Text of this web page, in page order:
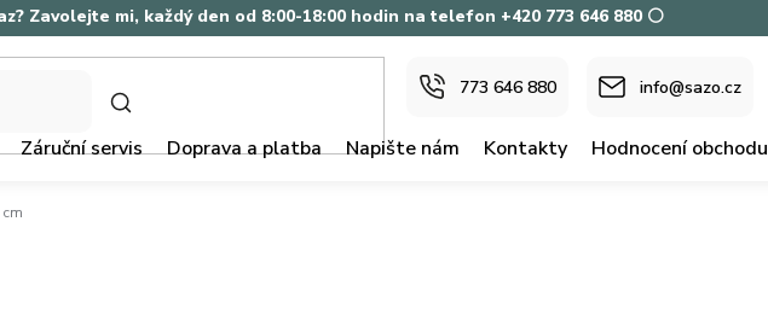
Zavolejte mi, každý den od 8:00-18:00 hodin na telefon +420 773 646 880 ⚪
773 646 880 info@sazo.cz
HLEDAT
Záruční servis Doprava a platba Napište nám Kontakty Hodnocení obchodu